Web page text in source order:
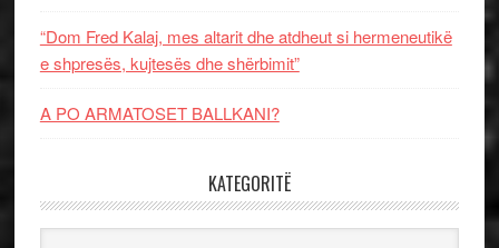
“Dom Fred Kalaj, mes altarit dhe atdheut si hermeneutikë
e shpresës, kujtesës dhe shërbimit”
A PO ARMATOSET BALLKANI?
KATEGORITË